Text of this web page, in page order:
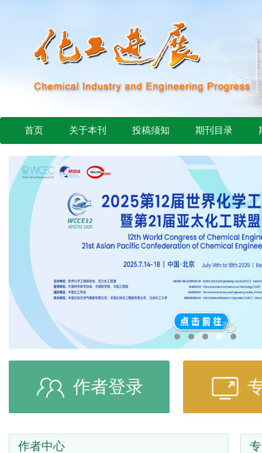
首页 关于本刊 投稿须知 期刊目录
作者登录
作者中心